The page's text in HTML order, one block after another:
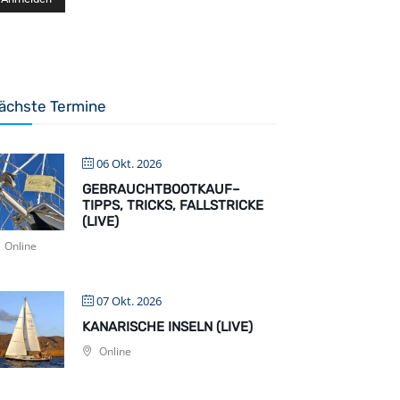
Termine
06 Okt. 2026
GEBRAUCHTBOOTKAUF–
TIPPS, TRICKS, FALLSTRICKE
(LIVE)
Online
07 Okt. 2026
KANARISCHE INSELN (LIVE)
Online